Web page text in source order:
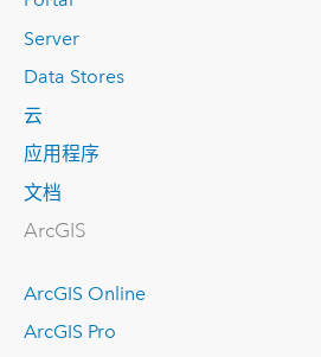
Server
Data Stores
云
应用程序
文档
ArcGIS
ArcGIS Online
ArcGIS Pro